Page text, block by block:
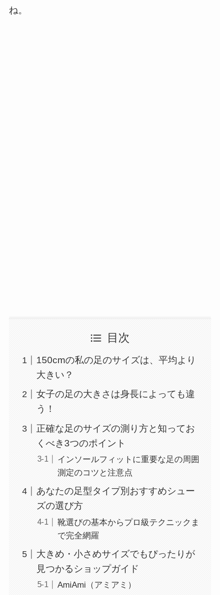
ね。
目次
150cmの私の足のサイズは、平均より
大きい？
女子の足の大きさは身長によっても違
う！
正確な足のサイズの測り方と知ってお
くべき3つのポイント
インソールフィットに重要な足の周囲
測定のコツと注意点
あなたの足型タイプ別おすすめシュー
ズの選び方
靴選びの基本からプロ級テクニックま
で完全網羅
大きめ・小さめサイズでもぴったりが
見つかるショップガイド
AmiAmi（アミアミ）